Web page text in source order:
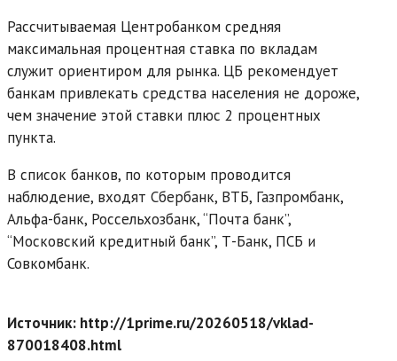
Рассчитываемая Центробанком средняя
максимальная процентная ставка по вкладам
служит ориентиром для рынка. ЦБ рекомендует
банкам привлекать средства населения не дороже,
чем значение этой ставки плюс 2 процентных
пункта.
В список банков, по которым проводится
наблюдение, входят Сбербанк, ВТБ, Газпромбанк,
Альфа-банк, Россельхозбанк, “Почта банк”,
“Московский кредитный банк”, Т-Банк, ПСБ и
Совкомбанк.
Источник: http://1prime.ru/20260518/vklad-
870018408.html